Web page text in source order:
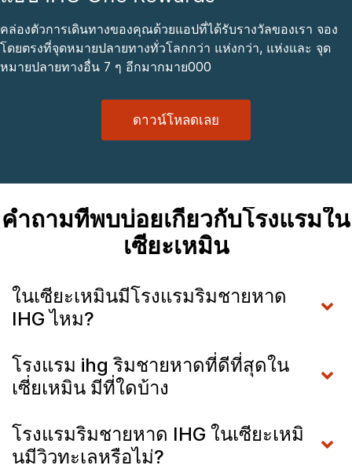
คล่องตัวการเดินทางของคุณด้วยแอปที่ได้รับรางวัลของเรา จอง
โดยตรงที่จุดหมายปลายทางทั่วโลกกว่า แห่งกว่า, แห่งและ จุด
หมายปลายทางอื่น 7 ๆ อีกมากมาย000
ดาวน์โหลดเลย
คำถามที่พบบ่อยเกี่ยวกับโรงแรมใน
เซียะเหมิน
ในเซียะเหมินมีโรงแรมริมชายหาด
IHG ไหม?
โรงแรม ihg ริมชายหาดที่ดีที่สุดใน
เซี่ยเหมิน มีที่ใดบ้าง
โรงแรมริมชายหาด IHG ในเซียะเหมิ
นมีวิวทะเลหรือไม่?